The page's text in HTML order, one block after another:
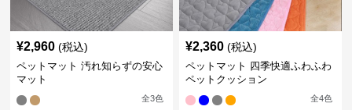
¥2,960 (税込)
ペットマット 汚れ知らずの安心
マット
全3色
¥2,360 (税込)
ペットマット 四季快適ふわふわ
ペットクッション
全4色